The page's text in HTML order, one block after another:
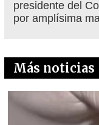
presidente del
por amplísima
Más noticias